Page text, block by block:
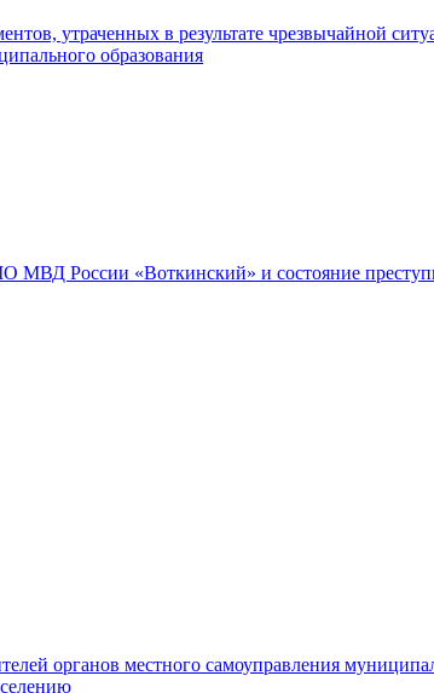
утраченных в результате чрезвычайной
образования
МВД России «Воткинский» и состояние
органов местного самоуправления